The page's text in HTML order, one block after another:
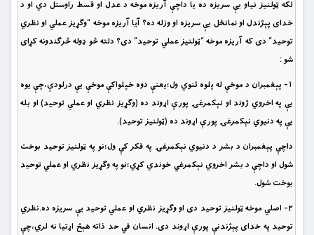
لکه ټولنيز نياو يې سريزه ده يا داچې آريزه موخه د عدل او قسط راوستل دي او د
خداى پېژندل او نمانځل يې سريزه او وزله ده؟ آيا آريزه موخه “وګړيز عملي او نظري
توحيد” دى که آريزه موخه “ټولنيز عملي توحيد” دى؟ دلته څو ډوله څرګندونه کړاى
شو :
١- پېغمبران د موخې له پلوه ثنوي ول؛يعنې دوه خپلواکې موخې يې درلودې،چې يوه
يې په اخروي ژوند او نېکمرغۍ پورې اړوند ده (وګړيز نظري او عملي توحيد) او بله
يې په دنيوي نېکمرغۍ پورې اړوند ده (ټولنيز توحيد).
داچې پېغمبران د بشر د دنيوي نېکمرغۍ په فکر کې ول؛نو په ټولنيز توحيد بوخت
شول او داچې د بشر اخروي نېکمرغي خوندي کړي؛نو په وګړيز نظري او عملي توحيد
بوخت شول.
٢- اصلي موخه ټولنيز توحيد دى او وګړيز نظري او عملي توحيد يې سريزه ده.نظري
توحيد په خداى پېژندنې پورې اړوند دى. انسان في حد ذاته هېڅ اړتيا نه لري،چې